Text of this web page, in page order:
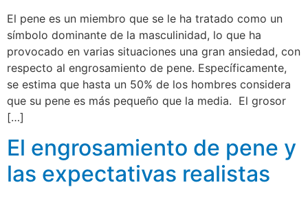
El pene es un miembro que se le ha tratado como un
símbolo dominante de la masculinidad, lo que ha
provocado en varias situaciones una gran ansiedad, con
respecto al engrosamiento de pene. Específicamente,
se estima que hasta un 50% de los hombres considera
que su pene es más pequeño que la media. El grosor
[…]
El engrosamiento de pene y
las expectativas realistas